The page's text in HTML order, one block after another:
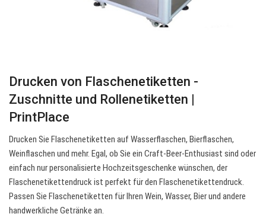
Drucken von Flaschenetiketten -
Zuschnitte und Rollenetiketten |
PrintPlace
Drucken Sie Flaschenetiketten auf Wasserflaschen, Bierflaschen,
Weinflaschen und mehr. Egal, ob Sie ein Craft-Beer-Enthusiast sind oder
einfach nur personalisierte Hochzeitsgeschenke wünschen, der
Flaschenetikettendruck ist perfekt für den Flaschenetikettendruck.
Passen Sie Flaschenetiketten für Ihren Wein, Wasser, Bier und andere
handwerkliche Getränke an.